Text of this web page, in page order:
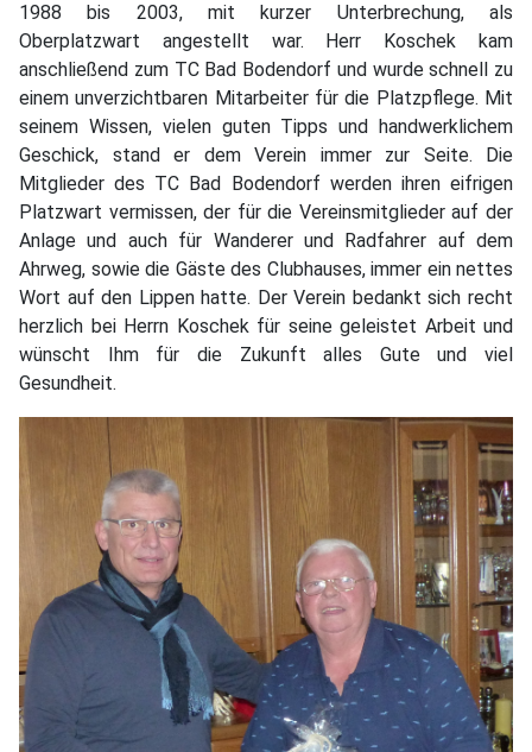
1988 bis 2003, mit kurzer Unterbrechung, als
Oberplatzwart angestellt war. Herr Koschek kam
anschließend zum TC Bad Bodendorf und wurde schnell zu
einem unverzichtbaren Mitarbeiter für die Platzpflege. Mit
seinem Wissen, vielen guten Tipps und handwerklichem
Geschick, stand er dem Verein immer zur Seite. Die
Mitglieder des TC Bad Bodendorf werden ihren eifrigen
Platzwart vermissen, der für die Vereinsmitglieder auf der
Anlage und auch für Wanderer und Radfahrer auf dem
Ahrweg, sowie die Gäste des Clubhauses, immer ein nettes
Wort auf den Lippen hatte. Der Verein bedankt sich recht
herzlich bei Herrn Koschek für seine geleistet Arbeit und
wünscht Ihm für die Zukunft alles Gute und viel
Gesundheit.